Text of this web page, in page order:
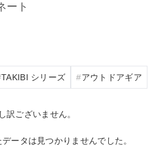
ート
TAKIBI シリーズ アウトドアギア
訳ございません。
ータは見つかりませんでした。